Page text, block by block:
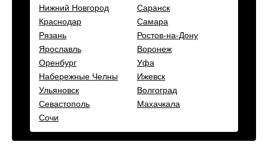
Нижний Новгород
Саранск
Краснодар
Самара
Рязань
Ростов-на-Дону
Ярославль
Воронеж
Оренбург
Уфа
Набережные Челны
Ижевск
Ульяновск
Волгоград
Севастополь
Махачкала
Сочи